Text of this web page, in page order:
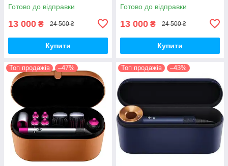
Готово до відправки
13 000 ₴ 24 500 ₴
Купити
Готово до відправки
13 000 ₴ 24 500 ₴
Купити
Топ продажів –47% Топ продажів –43%